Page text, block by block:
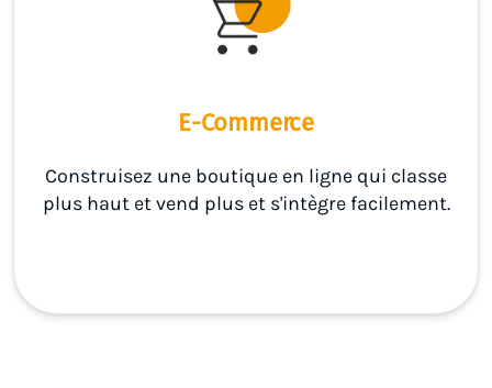
E-Commerce
Construisez une boutique en ligne qui classe
plus haut et vend plus et s'intègre facilement.